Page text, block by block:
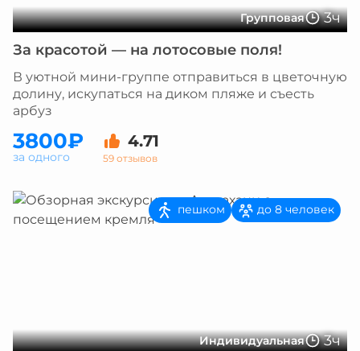
Групповая
3ч
За красотой — на лотосовые поля!
В уютной мини-группе отправиться в цветочную
долину, искупаться на диком пляже и съесть
арбуз
3800₽ 4.71
59 отзывов
за одного
Индивидуальная 3ч
пешком до 8 человек